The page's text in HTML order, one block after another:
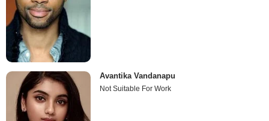
Avantika Vandanapu
Not Suitable For Work